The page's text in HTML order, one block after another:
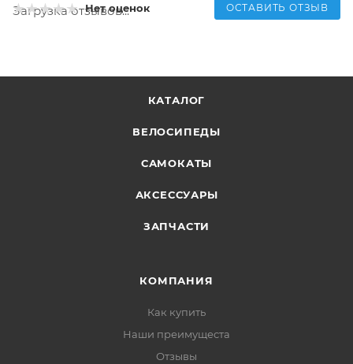
Нет оценок ОСТАВИТЬ ОТЗЫВ
Загрузка отзывов...
КАТАЛОГ
ВЕЛОСИПЕДЫ
САМОКАТЫ
АКСЕССУАРЫ
ЗАПЧАСТИ
КОМПАНИЯ
Как купить
Наши преимущеста
Отзывы